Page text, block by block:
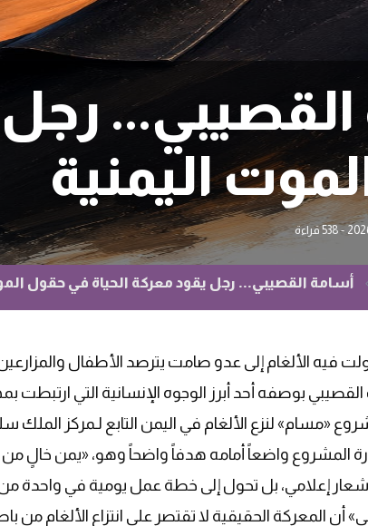
رجل
اليمنية
- 538 قراءة
أسامة القصيبي... رجل يقود معركة الحياة في حقول
فيه الألغام إلى عدو صامت يترصد الأطفال
بوصفه أحد أبرز الوجوه الإنسانية التي ارتبطت
«مسام» لنزع الألغام في اليمن التابع لـمركز الملك
إعلامي، بل تحول إلى خطة عمل يومية في واحدة من
أن المعركة الحقيقية لا تقتصر على انتزاع الألغام من